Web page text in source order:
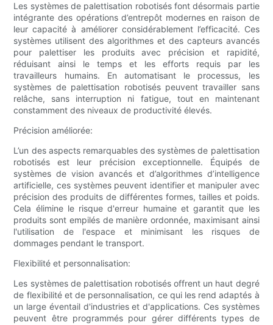
Les systèmes de palettisation robotisés font désormais partie
intégrante des opérations d’entrepôt modernes en raison de
leur capacité à améliorer considérablement l’efficacité. Ces
systèmes utilisent des algorithmes et des capteurs avancés
pour palettiser les produits avec précision et rapidité,
réduisant ainsi le temps et les efforts requis par les
travailleurs humains. En automatisant le processus, les
systèmes de palettisation robotisés peuvent travailler sans
relâche, sans interruption ni fatigue, tout en maintenant
constamment des niveaux de productivité élevés.
Précision améliorée:
L’un des aspects remarquables des systèmes de palettisation
robotisés est leur précision exceptionnelle. Équipés de
systèmes de vision avancés et d’algorithmes d’intelligence
artificielle, ces systèmes peuvent identifier et manipuler avec
précision des produits de différentes formes, tailles et poids.
Cela élimine le risque d'erreur humaine et garantit que les
produits sont empilés de manière ordonnée, maximisant ainsi
l'utilisation de l'espace et minimisant les risques de
dommages pendant le transport.
Flexibilité et personnalisation:
Les systèmes de palettisation robotisés offrent un haut degré
de flexibilité et de personnalisation, ce qui les rend adaptés à
un large éventail d'industries et d'applications. Ces systèmes
peuvent être programmés pour gérer différents types de